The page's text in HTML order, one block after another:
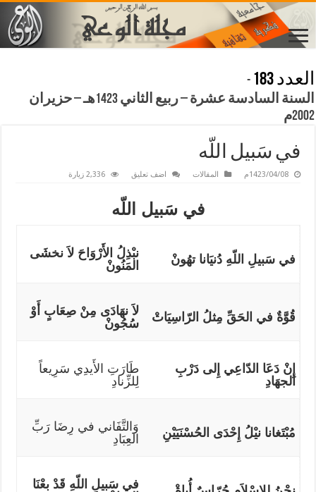
العدد 183
-
السنة السادسة عشرة – ربيع الثاني 1423هـ – حزيران
2002م
في سَبيل اللّه
1423/04/08م المقالات اضف تعليق 2,336 زيارة
في سَبيل اللّه
في سَبيلِ اللّهِ دُنيَانا تهُون نبْذِل الأَرْوَاحَ لاَ نخشَى
المَنُون
قُوَّةٌ في الحَق مِثل الرّاسِيَاتْ
لاَ نهَادَى مِنْ صِعَابٍ أَوْ
سُجُون
إِن دَعَا الدّاعِي إِلى دَرْبِ
الجهَادِ
طَارَتِ الأَيدِي سَرِيعاً
لِلزِّنادِ
مُبْتَغانا نيْلُ إِحْدَى الحُسْنَيَيْنِ
وَالتَّفَاني في رِضَا رَبِّ
العِبَادِ
في سَبيلِ اللّهِ قَد بعْنَا